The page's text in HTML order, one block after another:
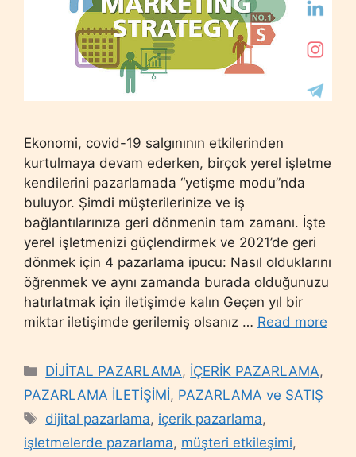
Ekonomi, covid-19 salgınının etkilerinden
kurtulmaya devam ederken, birçok yerel işletme
kendilerini pazarlamada “yetişme modu”nda
buluyor. Şimdi müşterilerinize ve iş
bağlantılarınıza geri dönmenin tam zamanı. İşte
yerel işletmenizi güçlendirmek ve 2021’de geri
dönmek için 4 pazarlama ipucu: Nasıl olduklarını
öğrenmek ve aynı zamanda burada olduğunuzu
hatırlatmak için iletişimde kalın Geçen yıl bir
miktar iletişimde gerilemiş olsanız … Read more
Categories
DİJİTAL PAZARLAMA, İÇERİK PAZARLAMA,
PAZARLAMA İLETİŞİMİ, PAZARLAMA ve SATIŞ
Tags
dijital pazarlama, içerik pazarlama,
işletmelerde pazarlama, müşteri etkileşimi,